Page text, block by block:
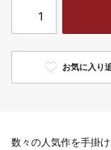
お気に入り
数々の人気作を手掛